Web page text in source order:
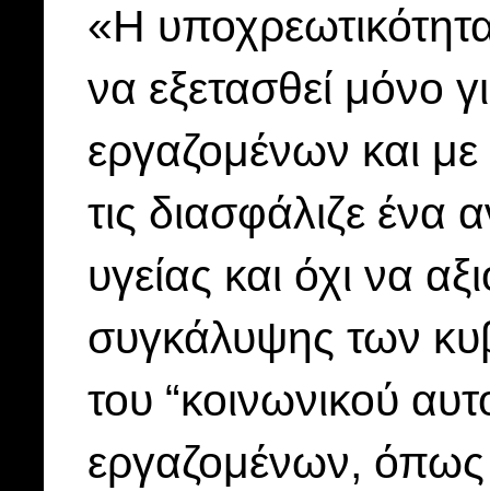
«Η
να εξετασθεί μόνο
εργαζομένων και
τις διασφάλιζε
υγείας και όχι να
συγκάλυψης των
του “κοινωνικού
εργαζομένων, όπως